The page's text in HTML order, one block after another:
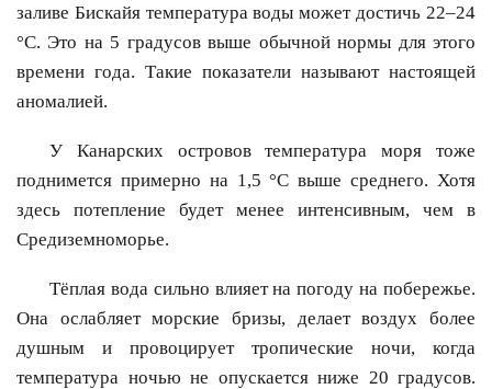
заливе Бискайя температура воды может достичь 22–24
°C. Это на 5 градусов выше обычной нормы для этого
времени года. Такие показатели называют настоящей
аномалией.
У Канарских островов температура моря тоже
поднимется примерно на 1,5 °C выше среднего. Хотя
здесь потепление будет менее интенсивным, чем в
Средиземноморье.
Тёплая вода сильно влияет на погоду на побережье.
Она ослабляет морские бризы, делает воздух более
душным и провоцирует тропические ночи, когда
температура ночью не опускается ниже 20 градусов.